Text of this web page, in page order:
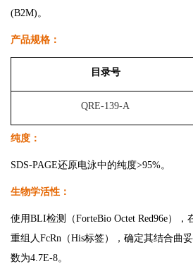
(B2M)。
产品规格：
目录号
QRE-139-A
纯度：
SDS-PAGE还原电泳中的纯度>95%。
生物学活性：
使用BLI检测（ForteBio Octet Red96e）
重组人FcRn（His标签），确定其结合曲
数为4.7E-8。